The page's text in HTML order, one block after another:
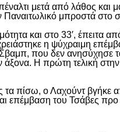
μετά από λάθος και
Παναιτωλικό μπροστά στο
και στο 33′, έπειτα
η ψύχραιμη
που δεν ανησύχησε
άξονα. Η πρώτη τελική
πίσω, ο Λαχούντ βγήκε
επέμβαση του Τσάβες